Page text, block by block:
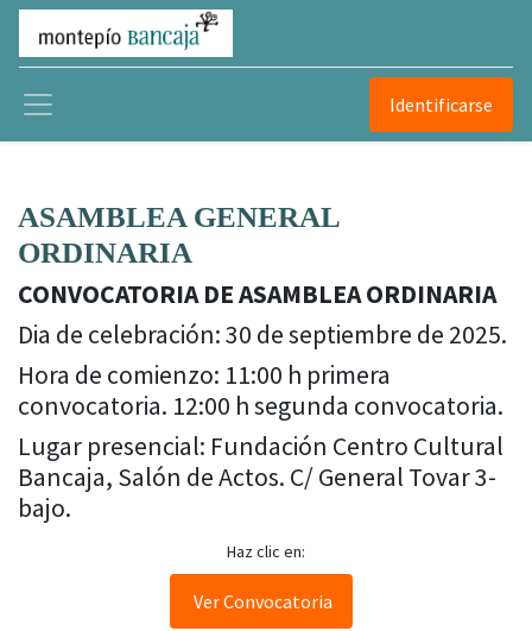
Identificarse
ASAMBLEA GENERAL
ORDINARIA
CONVOCATORIA DE ASAMBLEA ORDINARIA
Dia de celebración: 30 de septiembre de 2025.
Hora de comienzo: 11:00 h primera
convocatoria. 12:00 h segunda convocatoria.
Lugar presencial: Fundación Centro Cultural
Bancaja, Salón de Actos. C/ General Tovar 3-
bajo.
Haz clic en:
Ver Convocatoria